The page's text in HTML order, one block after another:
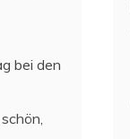
bei den